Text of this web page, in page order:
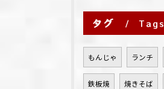
タグ Tags
もんじゃ ランチ
鉄板焼 焼きそば